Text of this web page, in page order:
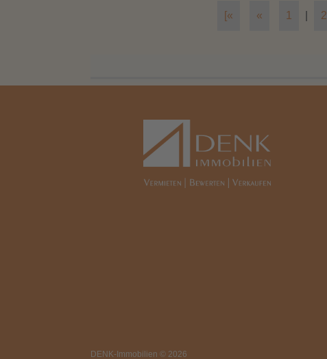
[« « 1 2
DENK-Immobilien © 2026